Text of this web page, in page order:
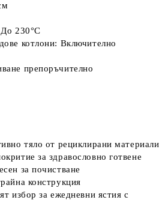
230°C
котлони: Включително
препоръчително
тяло от рециклирани материали
за здравословно готвене
за почистване
конструкция
избор за ежедневни ястия с